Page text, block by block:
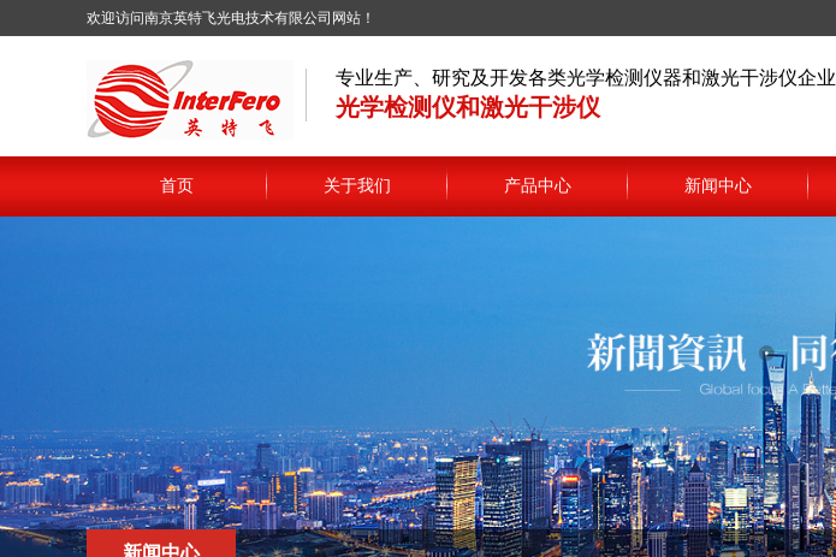
欢迎访问南京英特飞光电技术有限公司网站！
专业生产、研究及开发各类光学检测仪器和激光干涉仪企业
光学检测仪和激光干涉仪
首页 关于我们 产品中心 新闻中心
新闻中心